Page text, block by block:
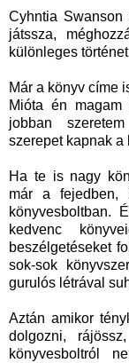
Cyhntia
játssza,
különleges
Már a könyv címe
Mióta én magam
jobban
szerepet kapnak a
Ha te is nagy
már a fejedben,
könyvesboltban.
kedvenc
beszélgetéseket
sok-sok
gurulós létrával
Aztán amikor
dolgozni,
könyvesboltról